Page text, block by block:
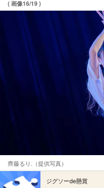
( 画像16/19 )
齊藤るり.（提供写真）
ジグソーde懸賞